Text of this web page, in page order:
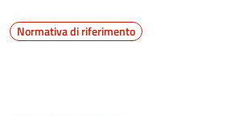
Normativa di riferimento